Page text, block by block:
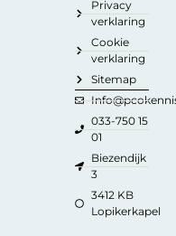
Privacy
verklaring
Cookie
verklaring
Sitemap
033-750 15
01
Biezendijk
3
3412 KB
Lopikerkapel